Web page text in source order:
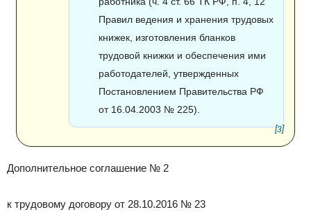
Правил ведения и хранения трудовых
книжек, изготовления бланков
трудовой книжки и обеспечения ими
работодателей, утвержденных
Постановлением Правительства РФ
от 16.04.2003 № 225).
[3]
Дополнительное соглашение № 2
к трудовому договору от 28.10.2016 № 23